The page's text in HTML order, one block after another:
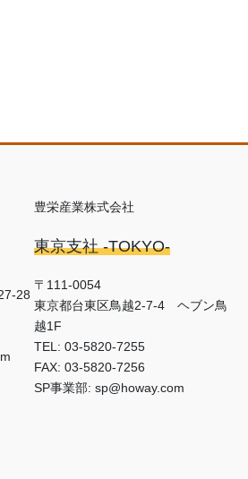
28
豊栄産業株式会社
東京支社 -TOKYO-
〒111-0054
東京都台東区鳥越2-7-4 ヘブン鳥
越1F
TEL: 03-5820-7255
FAX: 03-5820-7256
SP事業部: sp@howay.com